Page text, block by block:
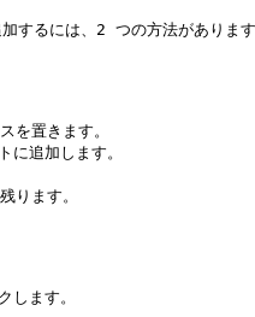
するには、2 つの方法があります
を置きます。
追加します。
ります。
ます。